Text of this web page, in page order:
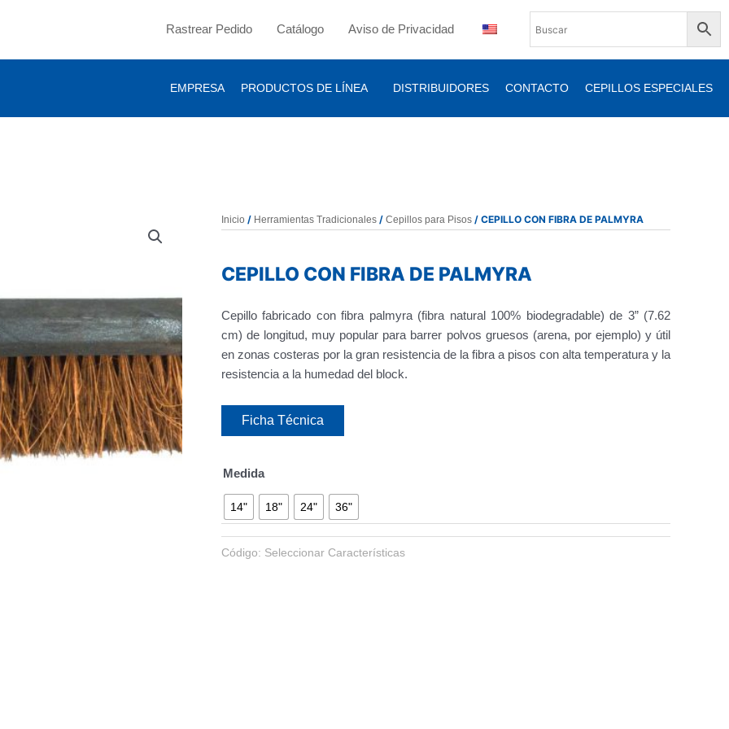
Rastrear Pedido Catálogo Aviso de Privacidad
EMPRESA PRODUCTOS DE LÍNEA DISTRIBUIDORES CONTACTO CEPILLOS ESPECIALES
Inicio / Herramientas Tradicionales / Cepillos para Pisos / CEPILLO CON FIBRA DE PALMYRA
CEPILLO CON FIBRA DE PALMYRA
Cepillo fabricado con fibra palmyra (fibra natural 100% biodegradable) de 3” (7.62
cm) de longitud, muy popular para barrer polvos gruesos (arena, por ejemplo) y útil
en zonas costeras por la gran resistencia de la fibra a pisos con alta temperatura y la
resistencia a la humedad del block.
Ficha Técnica
Medida
14" 18" 24" 36"
Código: Seleccionar Características